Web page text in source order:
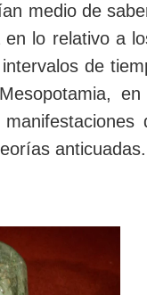
medio de
lo relativo a
de
anticuadas.